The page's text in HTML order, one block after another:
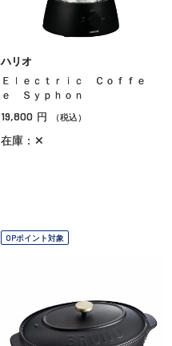
ハリオ
Ｅｌｅｃｔｒｉｃ Ｃｏｆｆｅ
ｅ Ｓｙｐｈｏｎ
19,800 円 （税込）
在庫：✕
OPポイント対象